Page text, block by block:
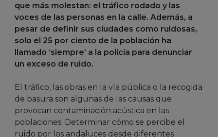
que más molestan: el tráfico rodado y las
voces de las personas en la calle. Además, a
pesar de definir sus ciudades como ruidosas,
solo el 25 por ciento de la población ha
llamado ‘siempre’ a la policía para denunciar
un exceso de ruido.
El tráfico, las obras en la vía pública o la recogida
de basura son algunas de las causas que
provocan contaminación acústica en las
poblaciones. Determinar cómo se percibe el
ruido por los andaluces desde diferentes